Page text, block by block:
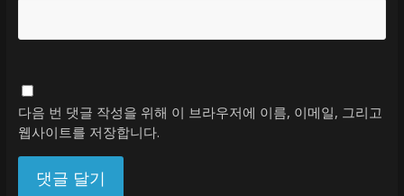
다음 번 댓글 작성을 위해 이 브라우저에 이름, 이메일, 그리고
웹사이트를 저장합니다.